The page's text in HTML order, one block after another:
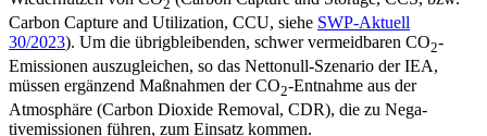
2
Carbon Capture and Utilization, CCU, siehe SWP-Aktuell
30/2023). Um die übrig­blei­ben­den, schwer vermeidbaren CO2-
Emissionen auszugleichen, so das Nettonull-Szenario der IEA,
müssen ergänzend Maßnahmen der CO2-Entnahme aus der
Atmosphäre (Carbon Dioxide Removal, CDR), die zu Nega­­
tivemissionen führen, zum Einsatz kom­men.